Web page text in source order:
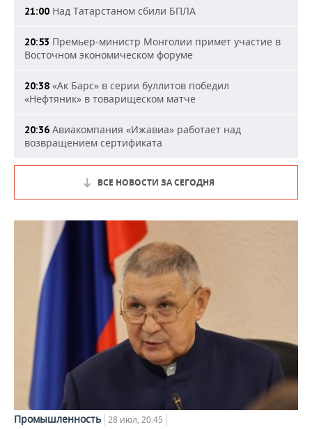
21:00 Над Татарстаном сбили БПЛА
20:53 Премьер-министр Монголии примет участие в
Восточном экономическом форуме
20:38 «Ак Барс» в серии буллитов победил
«Нефтяник» в товарищеском матче
20:36 Авиакомпания «Ижавиа» работает над
возвращением сертификата
ВСЕ НОВОСТИ ЗА СЕГОДНЯ
Промышленность 28 июл, 20:45